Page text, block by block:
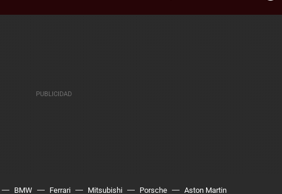
BMW Ferrari Mitsubishi Porsche Aston Martin